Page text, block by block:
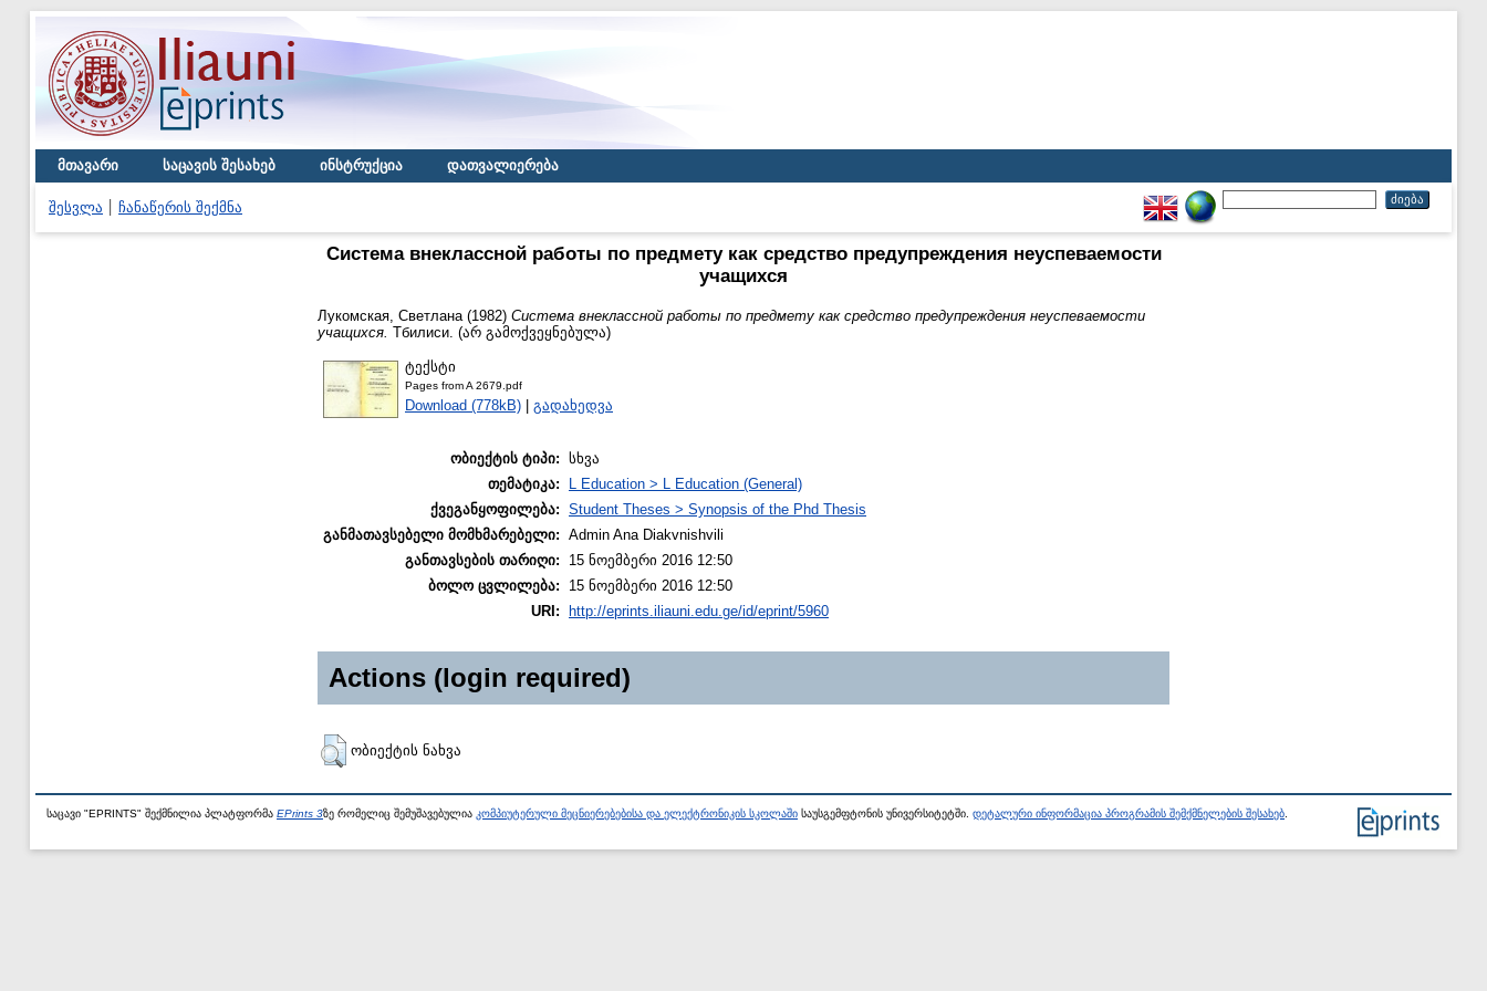
მთავარი საცავის შესახებ ინსტრუქცია დათვალიერება
შესვლა ჩანაწერის შექმნა
Система внеклассной работы по предмету как средство предупреждения неуспеваемости
учащихся
Лукомская, Светлана (1982) Система внеклассной работы по предмету как средство предупреждения неуспеваемости
учащихся. Тбилиси. (არ გამოქვეყნებულა)
ტექსტი
Pages from A 2679.pdf
Download (778kB) | გადახედვა
ობიექტის ტიპი: სხვა
თემატიკა:
L Education > L Education (General)
ქვეგანყოფილება: Student Theses > Synopsis of the Phd Thesis
განმათავსებელი მომხმარებელი: Admin Ana Diakvnishvili
განთავსების თარიღი:
15 ნოემბერი 2016 12:50
ბოლო ცვლილება:
15 ნოემბერი 2016 12:50
URI:
http://eprints.iliauni.edu.ge/id/eprint/5960
Actions (login required)
ობიექტის ნახვა
საცავი "EPRINTS" შექმნილია პლატფორმა EPrints 3ზე რომელიც შემუშავებულია კომპიუტერული მეცნიერებებისა და ელექტრონიკის სკოლაში საუსგემფტონის უნივერსიტეტში. დეტალური ინფორმაცია პროგრამის შემქმნელების შესახებ.